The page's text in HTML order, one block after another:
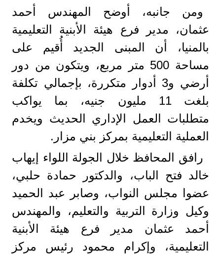
ومن جانبه، أوضح المهندس أحمد
عثمان، مدير فرع هيئة الأبنية التعليمية
بالمنيا، أن المبنى الجديد أُقيم على
مساحة 500 متر مربع، ويتكون من دور
أرضي و3 أدوار متكررة، بإجمالي تكلفة
بلغت 11 مليون جنيه، بما يواكب
متطلبات العمل الإداري الحديث ويخدم
العملية التعليمية بمركز بني مزار.
رافق المحافظ خلال الجولة اللواء إيهاب
خالد فتح الباب، والدكتور حمادة حلبي،
عضوا مجلس النواب، وصابر عبد الحميد
وكيل وزارة التربية والتعليم، والمهندس
أحمد عثمان مدير فرع هيئة الأبنية
التعليمية، وإكرام محمود رئيس مركز